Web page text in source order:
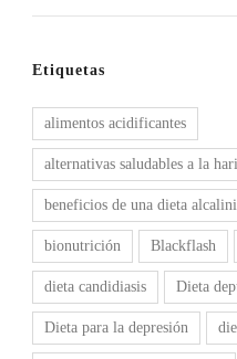
Etiquetas
alimentos acidificantes
alternativas saludables a la
beneficios de una dieta
bionutrición Blackflash
dieta candidiasis Dieta
Dieta para la depresión